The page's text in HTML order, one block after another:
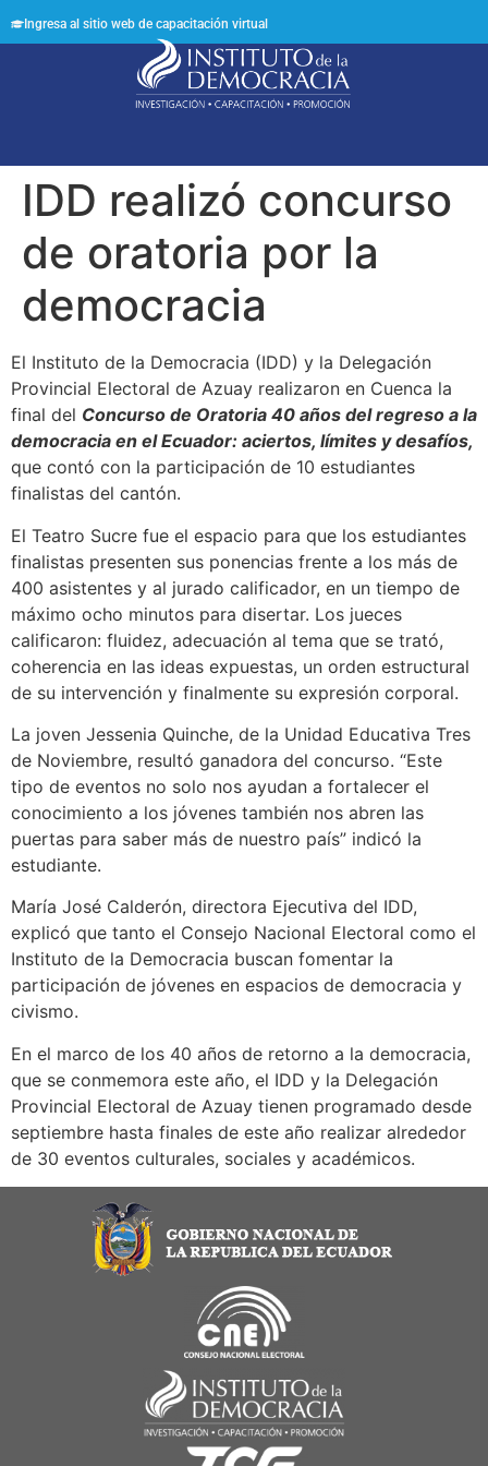
Ingresa al sitio web de capacitación virtual
IDD realizó concurso
de oratoria por la
democracia
El Instituto de la Democracia (IDD) y la Delegación
Provincial Electoral de Azuay realizaron en Cuenca la
final del Concurso de Oratoria 40 años del regreso a la
democracia en el Ecuador: aciertos, límites y desafíos,
que contó con la participación de 10 estudiantes
finalistas del cantón.
El Teatro Sucre fue el espacio para que los estudiantes
finalistas presenten sus ponencias frente a los más de
400 asistentes y al jurado calificador, en un tiempo de
máximo ocho minutos para disertar. Los jueces
calificaron: fluidez, adecuación al tema que se trató,
coherencia en las ideas expuestas, un orden estructural
de su intervención y finalmente su expresión corporal.
La joven Jessenia Quinche, de la Unidad Educativa Tres
de Noviembre, resultó ganadora del concurso. “Este
tipo de eventos no solo nos ayudan a fortalecer el
conocimiento a los jóvenes también nos abren las
puertas para saber más de nuestro país” indicó la
estudiante.
María José Calderón, directora Ejecutiva del IDD,
explicó que tanto el Consejo Nacional Electoral como el
Instituto de la Democracia buscan fomentar la
participación de jóvenes en espacios de democracia y
civismo.
En el marco de los 40 años de retorno a la democracia,
que se conmemora este año, el IDD y la Delegación
Provincial Electoral de Azuay tienen programado desde
septiembre hasta finales de este año realizar alrededor
de 30 eventos culturales, sociales y académicos.